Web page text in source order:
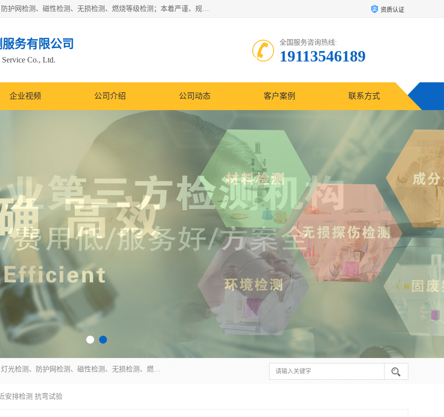
四川纳卡检测服务有限公司主营服务：噪音检测、灯光检测、防护网检测、磁性检测、无损检测、燃烧等级检测；本着严谨、规范的态度严格执行国家现行标准、规范及规程，奉行“科学公正、准确、持续改进、诚信服务”的企业价值和“科学、信誉、服务”的企业宗旨，竭诚为广大客户服务。 资质认证
务有限公司
Service Co., Ltd.
全国服务咨询热线:
19113546189
企业视频 公司介绍 公司动态 客户案例 联系方式
四川纳卡检测服务有限公司主营服务：噪音检测、灯光检测、防护网检测、磁性检测、无损检测、燃烧等级检测；本着严谨、规范的态度严格执行国家现行标准、规范及规程，奉行“科学公正、准确、持续改进、诚信服务”的企业价值和“科学、信誉、服务”的企业宗旨，竭诚为广大客户服务。
安排检测 抗弯试验